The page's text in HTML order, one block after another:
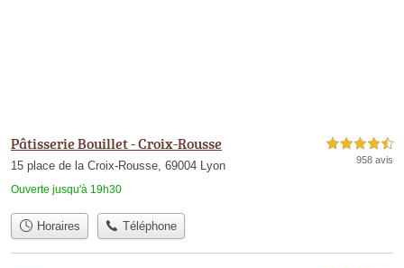
Pâtisserie Bouillet - Croix-Rousse
15 place de la Croix-Rousse, 69004 Lyon
Ouverte jusqu'à 19h30
4,5 étoiles sur 5
958 avis
Horaires Téléphone